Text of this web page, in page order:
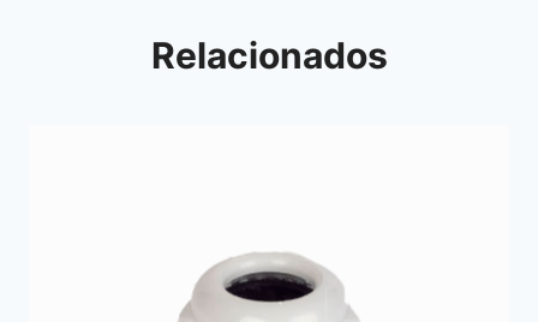
Relacionados